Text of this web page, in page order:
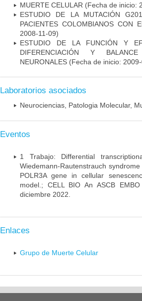
MUERTE CELULAR (Fecha de inicio:
ESTUDIO DE LA MUTACIÓN
PACIENTES COLOMBIANOS CON
2008-11-09)
ESTUDIO DE LA FUNCIÓN Y
DIFERENCIACIÓN Y
NEURONALES (Fecha de inicio:
Laboratorios asociados
Neurociencias, Patologia Molecular,
Eventos
1 Trabajo: Differential
Wiedemann-Rautenstrauch
POLR3A gene in cellular
model.; CELL BIO An ASCB
diciembre 2022.
Enlaces
Grupo de Muerte Celular